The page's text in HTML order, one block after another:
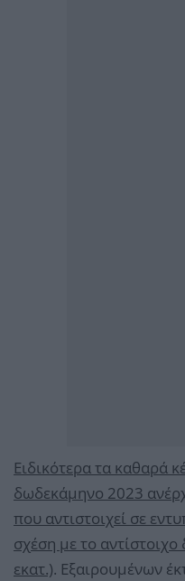
Ειδικότερα τα καθαρά
δωδεκάμηνο 2023
που αντιστοιχεί σε
σχέση με το
εκατ.). Εξαιρουμένων